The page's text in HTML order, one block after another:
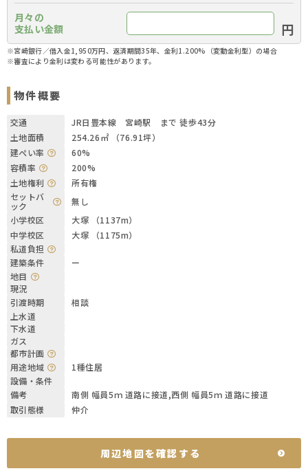
月々の
支払い金額
円
※宮崎銀行／借入金1,950万円、返済期間35年、金利1.200%（変動金利型）の場合
※審査により金利は変わる可能性があります。
物件概要
交通
JR日豊本線 宮崎駅 まで 徒歩43分
土地面積
254.26㎡ （76.91坪）
建ぺい率
60%
容積率
200%
土地権利
所有権
セットバ
ック
無し
小学校区
大塚 （1137m）
中学校区
大塚 （1175m）
私道負担
建築条件
ー
地目
現況
引渡時期
相談
上水道
下水道
ガス
都市計画
用途地域
1種住居
設備・条件
備考
南側 幅員5ｍ 道路に接道,西側 幅員5ｍ 道路に接道
取引態様
仲介
周辺地図を確認する